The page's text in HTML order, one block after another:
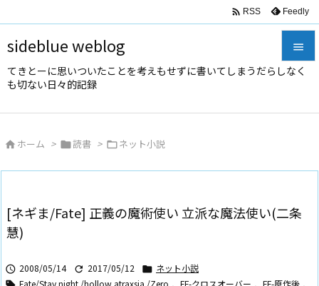
sideblue weblog
てきとーに思いついたことを考えもせずに書いてしまうだらしなく
も切ない日々的記録



次へ
 RSS Feedly
 ホーム > 読書 > ネット小説
[ネギま/Fate] 正義の魔術使い 立派な魔法使い(二条
慧)
 2008/05/14  2017/05/12  ネット小説
Fate/Stay night /hollow atraxsia /Zero , FF-クロスオーバー , FF-原作後 ,